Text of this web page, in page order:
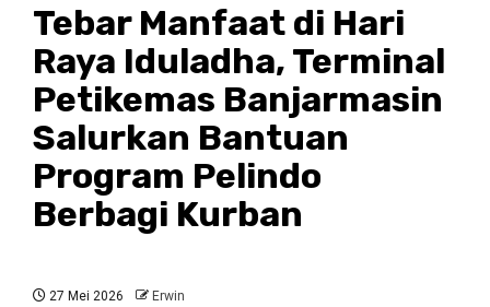
Tebar Manfaat di Hari
Raya Iduladha, Terminal
Petikemas Banjarmasin
Salurkan Bantuan
Program Pelindo
Berbagi Kurban
27 Mei 2026 Erwin